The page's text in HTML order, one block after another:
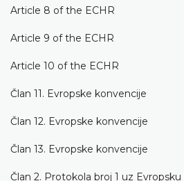
Article 8 of the ECHR
Article 9 of the ECHR
Article 10 of the ECHR
Član 11. Evropske konvencije
Član 12. Evropske konvencije
Član 13. Evropske konvencije
Član 2. Protokola broj 1 uz